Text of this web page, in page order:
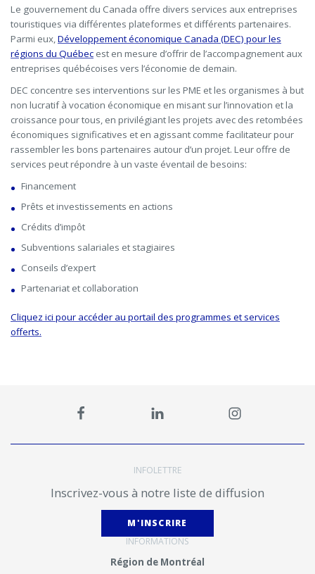
Le gouvernement du Canada offre divers services aux entreprises
touristiques via différentes plateformes et différents partenaires.
Parmi eux,Développement économique Canada (DEC) pour les
régions du Québec est en mesure d’offrir de l’accompagnement aux
entreprises québécoises vers l’économie de demain.
DEC concentre ses interventions sur les PME et les organismes à but
non lucratif à vocation économique en misant sur l’innovation et la
croissance pour tous, en privilégiant les projets avec des retombées
économiques significatives et en agissant comme facilitateur pour
rassembler les bons partenaires autour d’un projet. Leur offre de
services peut répondre à un vaste éventail de besoins:
Financement
Prêts et investissements en actions
Crédits d’impôt
Subventions salariales et stagiaires
Conseils d’expert
Partenariat et collaboration
Cliquez ici pour accéder au portail des programmes et services
offerts.
INFOLETTRE
Inscrivez-vous à notre liste de diffusion
M'INSCRIRE
INFORMATIONS
Région de Montréal